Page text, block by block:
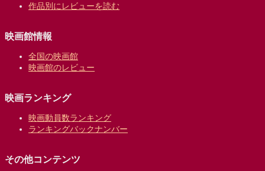
作品別にレビューを読む
映画館情報
全国の映画館
映画館のレビュー
映画ランキング
映画動員数ランキング
ランキングバックナンバー
その他コンテンツ